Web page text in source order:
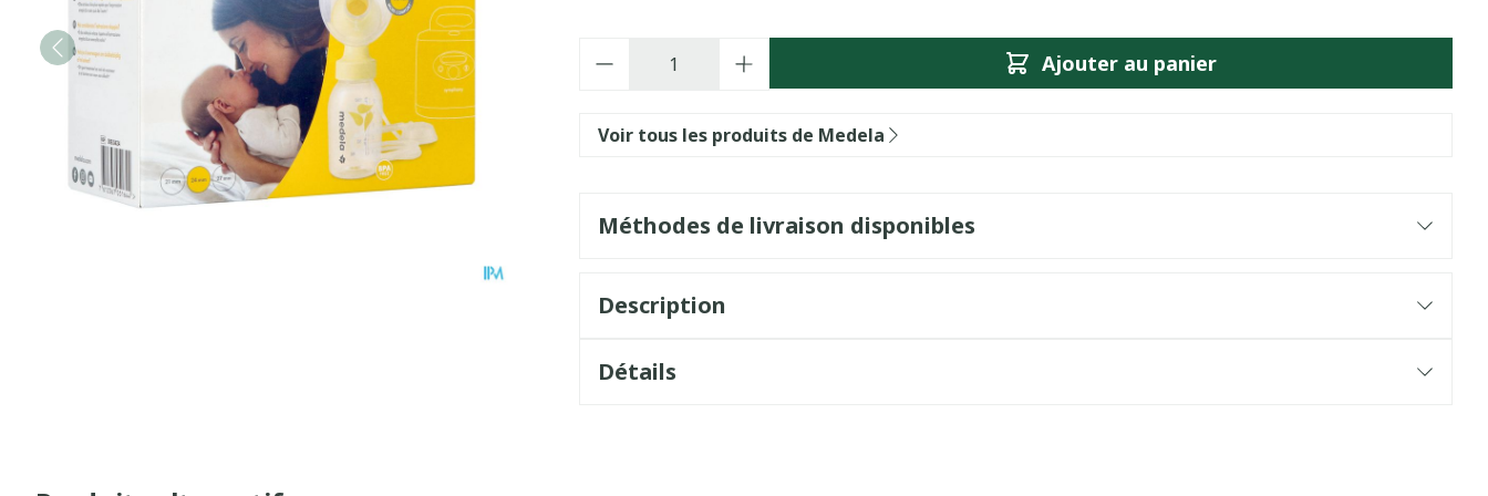
Ajouter au panier
Voir tous les produits de Medela
Méthodes de livraison disponibles
Description
Détails